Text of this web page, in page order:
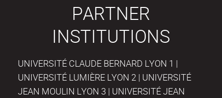
PARTNER
INSTITUTIONS
UNIVERSITÉ CLAUDE BERNARD LYON 1 |
UNIVERSITÉ LUMIÈRE LYON 2 | UNIVERSITÉ
JEAN MOULIN LYON 3 | UNIVERSITÉ JEAN